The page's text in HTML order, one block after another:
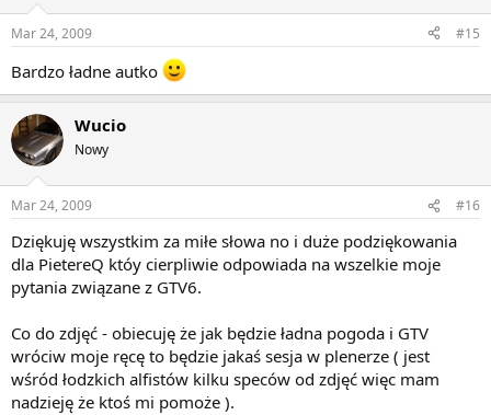
Mar 24, 2009 #15
Bardzo ładne autko
Wucio
Nowy
Mar 24, 2009 #16
Dziękuję wszystkim za miłe słowa no i duże podziękowania
dla PietereQ któy cierpliwie odpowiada na wszelkie moje
pytania związane z GTV6.
Co do zdjęć - obiecuję że jak będzie ładna pogoda i GTV
wróciw moje ręcę to będzie jakaś sesja w plenerze ( jest
wśród łodzkich alfistów kilku speców od zdjęć więc mam
nadzieję że ktoś mi pomoże ).